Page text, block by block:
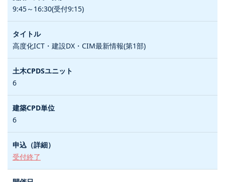
9:45～16:30(受付9:15)
高度化ICT・建設DX・CIM最新情報(第1部)
6
6
受付終了